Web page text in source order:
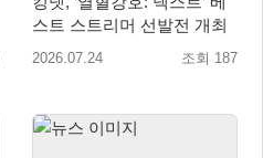
스트 스트리머 선발전 개최
2026.07.24 조회 187